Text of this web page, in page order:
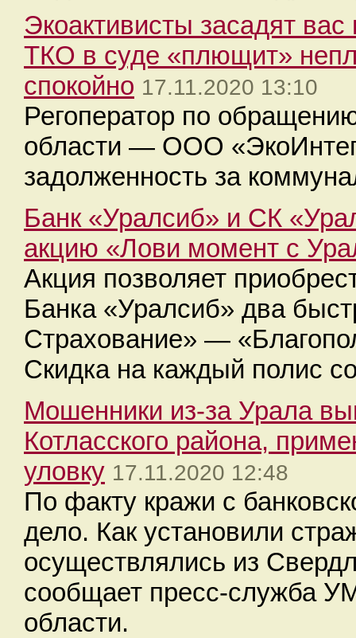
Экоактивисты засадят
ТКО в суде «плющит»
спокойно 17.11.2020 13:10
Регоператор по
области — ООО
задолженность за
Банк «Уралсиб» и СК
акцию «Лови момент с
Акция позволяет
Банка «Уралсиб» два
Страхование» —
Скидка на каждый полис
Мошенники из-за Урала
Котласского района,
уловку 17.11.2020 12:48
По факту кражи с
дело. Как установили
осуществлялись из
сообщает пресс-служба
области.